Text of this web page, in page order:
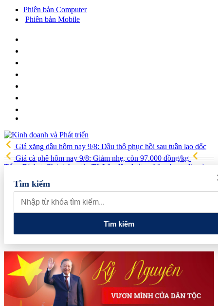
Phiên bản Computer
Phiên bản Mobile
Giá xăng dầu hôm nay 9/8: Dầu thô phục hồi sau tuần lao dốc
Giá cà phê hôm nay 9/8: Giảm nhẹ, còn 97.000 đồng/kg
Tổng Bí thư, Chủ tịch nước Tô Lâm lên đường thăm Australia và
New Zealand
quan đến lĩnh vực tài chính, ngân hàng
Xử lý đến cùng các
vướng mắc, không đẩy doanh nghiệp đi vòng
Tìm kiếm
Tìm kiếm